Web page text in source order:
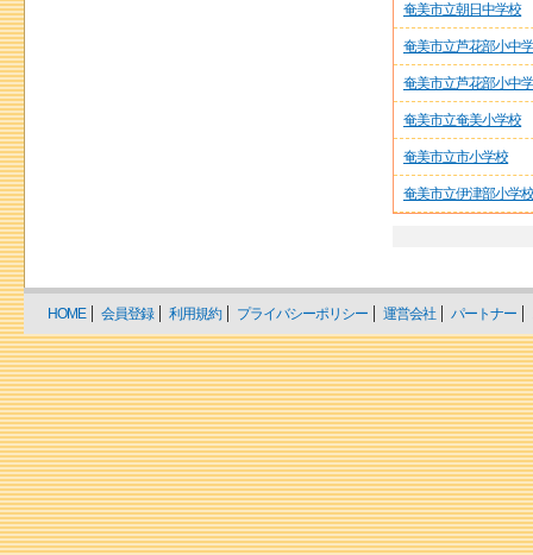
奄美市立朝日中学校
奄美市立芦花部小中
奄美市立芦花部小中
奄美市立奄美小学校
奄美市立市小学校
奄美市立伊津部小学校
HOME 会員登録 利用規約 プライバシーポリシー 運営会社 パートナー